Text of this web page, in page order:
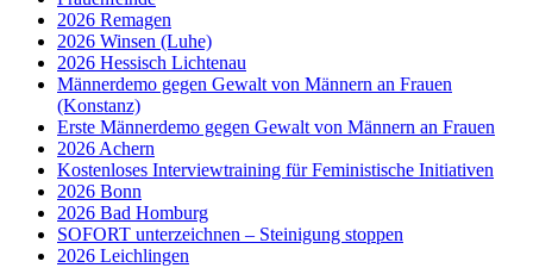
2026 Remagen
2026 Winsen (Luhe)
2026 Hessisch Lichtenau
Männerdemo gegen Gewalt von Männern an Frauen
(Konstanz)
Erste Männerdemo gegen Gewalt von Männern an Frauen
2026 Achern
Kostenloses Interviewtraining für Feministische Initiativen
2026 Bonn
2026 Bad Homburg
SOFORT unterzeichnen – Steinigung stoppen
2026 Leichlingen